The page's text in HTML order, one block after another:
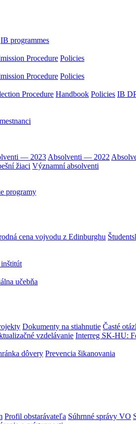
IB programmes
Procedure Policies
Procedure Policies
Procedure Handbook Policies IB
— 2023 Absolventi — 2022
žiaci Významní absolventi
programy
cena vojvodu z Edinburghu
učebňa
Dokumenty na stiahnutie Časté
vzdelávanie Interreg SK-HU:
dôvery Prevencia šikanovania
Profil obstarávateľa Súhrnné správy VO